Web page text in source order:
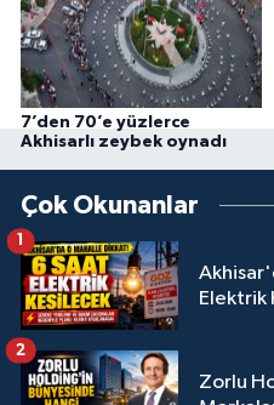
7’den 70’e yüzlerce
Akhisarlı zeybek oynadı
Çok Okunanlar
Elektrik
1
Zorlu
2